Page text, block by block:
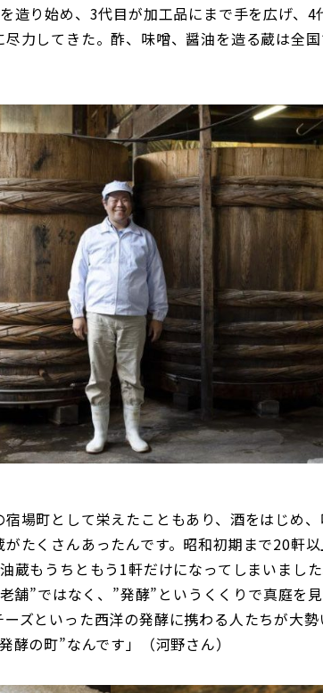
造り始め、3代目が加工品にまで手を広げ、4
力してきた。酢、味噌、醤油を造る蔵は全
宿場町として栄えたこともあり、酒をはじめ
たくさんあったんです。昭和初期まで20軒
蔵もうちともう1軒だけになってしまいまし
舗”ではなく、”発酵”というくくりで真庭を
ズといった西洋の発酵に携わる人たちが大勢
酵の町”なんです」（河野さん）